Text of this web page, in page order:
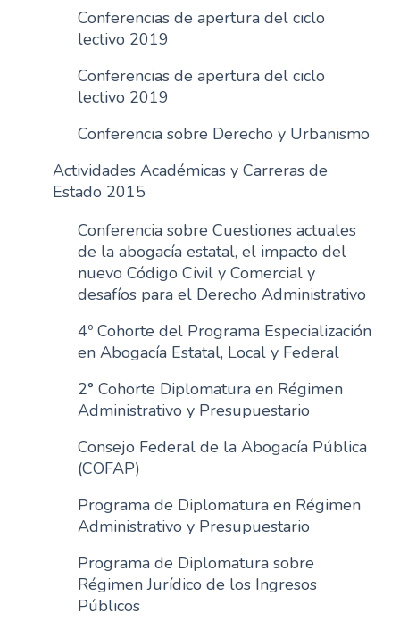
Conferencias de apertura del ciclo
lectivo 2019
Conferencias de apertura del ciclo
lectivo 2019
Conferencia sobre Derecho y Urbanismo
Actividades Académicas y Carreras de
Estado 2015
Conferencia sobre Cuestiones actuales
de la abogacía estatal, el impacto del
nuevo Código Civil y Comercial y
desafíos para el Derecho Administrativo
4º Cohorte del Programa Especialización
en Abogacía Estatal, Local y Federal
2° Cohorte Diplomatura en Régimen
Administrativo y Presupuestario
Consejo Federal de la Abogacía Pública
(COFAP)
Programa de Diplomatura en Régimen
Administrativo y Presupuestario
Programa de Diplomatura sobre
Régimen Jurídico de los Ingresos
Públicos